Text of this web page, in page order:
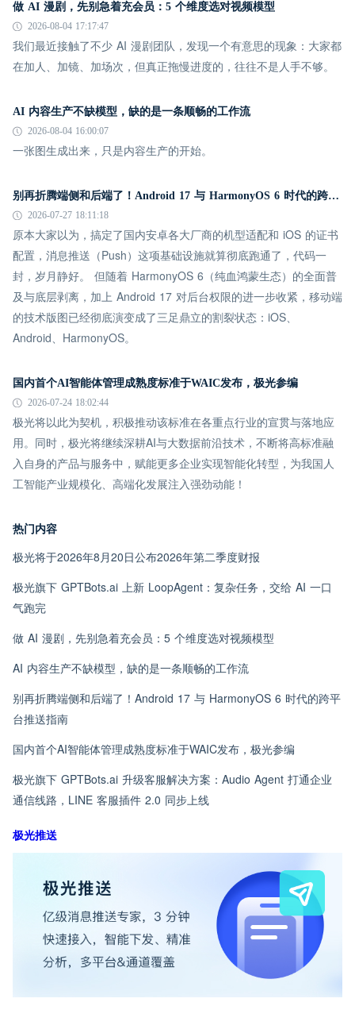
做 AI 漫剧，先别急着充会员：5 个维度选对视频模型
2026-08-04 17:17:47
我们最近接触了不少 AI 漫剧团队，发现一个有意思的现象：大家都
在加人、加镜、加场次，但真正拖慢进度的，往往不是人手不够。
AI 内容生产不缺模型，缺的是一条顺畅的工作流
2026-08-04 16:00:07
一张图生成出来，只是内容生产的开始。
别再折腾端侧和后端了！Android 17 与 HarmonyOS 6 时代的跨平台推送指南
2026-07-27 18:11:18
原本大家以为，搞定了国内安卓各大厂商的机型适配和 iOS 的证书
配置，消息推送（Push）这项基础设施就算彻底跑通了，代码一
封，岁月静好。 但随着 HarmonyOS 6（纯血鸿蒙生态）的全面普
及与底层剥离，加上 Android 17 对后台权限的进一步收紧，移动端
的技术版图已经彻底演变成了三足鼎立的割裂状态：iOS、
Android、HarmonyOS。
国内首个AI智能体管理成熟度标准于WAIC发布，极光参编
2026-07-24 18:02:44
极光将以此为契机，积极推动该标准在各重点行业的宣贯与落地应
用。同时，极光将继续深耕AI与大数据前沿技术，不断将高标准融
入自身的产品与服务中，赋能更多企业实现智能化转型，为我国人
工智能产业规模化、高端化发展注入强劲动能！
热门内容
极光将于2026年8月20日公布2026年第二季度财报
极光旗下 GPTBots.ai 上新 LoopAgent：复杂任务，交给 AI 一口
气跑完
做 AI 漫剧，先别急着充会员：5 个维度选对视频模型
AI 内容生产不缺模型，缺的是一条顺畅的工作流
别再折腾端侧和后端了！Android 17 与 HarmonyOS 6 时代的跨平
台推送指南
国内首个AI智能体管理成熟度标准于WAIC发布，极光参编
极光旗下 GPTBots.ai 升级客服解决方案：Audio Agent 打通企业
通信线路，LINE 客服插件 2.0 同步上线
极光推送